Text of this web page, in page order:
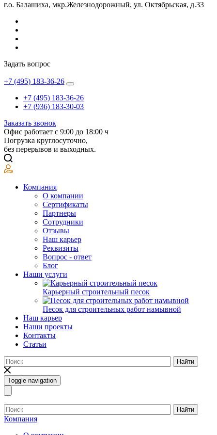
г.о. Балашиха, мкр.Железнодорожный, ул. Октябрьская, д.33
Задать вопрос
+7 (495) 183-36-26
+7 (495) 183-36-26
+7 (936) 183-30-03
Заказать звонок
Офис работает с 9:00 до 18:00 ч
Погрузка круглосуточно,
без перерывов и выходных.
Компания
О компании
Сертификаты
Партнеры
Сотрудники
Отзывы
Наш карьер
Реквизиты
Вопрос - ответ
Блог
Наши услуги
Карьерный строительный песок
Песок для строительных работ намывной
Наш карьер
Наши проекты
Контакты
Статьи
Найти
Toggle navigation
Найти
Компания